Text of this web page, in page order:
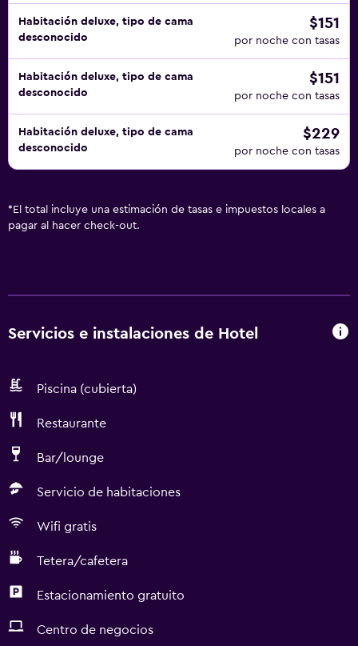
Habitación deluxe, tipo de cama
desconocido
$151
por noche con tasas
Habitación deluxe, tipo de cama
desconocido
$151
por noche con tasas
Habitación deluxe, tipo de cama
desconocido
$229
por noche con tasas
* El total incluye una estimación de tasas e impuestos locales a
pagar al hacer check-out.
Servicios e instalaciones de Hotel
Piscina (cubierta)
Restaurante
Bar/lounge
Servicio de habitaciones
Wifi gratis
Tetera/cafetera
Estacionamiento gratuito
Centro de negocios